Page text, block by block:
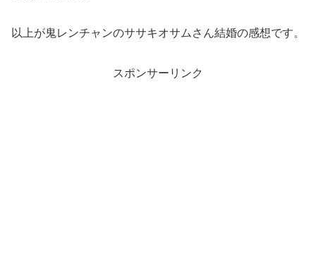
以上が鬼レンチャンのササキオサムさん結婚の感想です。
スポンサーリンク